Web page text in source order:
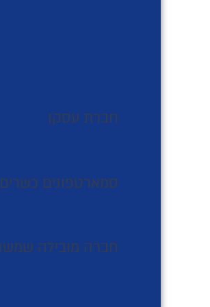
חברת עסקן
סמארטפונים
חברה מובילה